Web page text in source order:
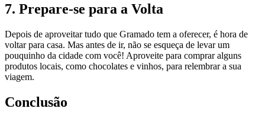
7. Prepare-se para a Volta
Depois de aproveitar tudo que Gramado tem a oferecer, é hora de
voltar para casa. Mas antes de ir, não se esqueça de levar um
pouquinho da cidade com você! Aproveite para comprar alguns
produtos locais, como chocolates e vinhos, para relembrar a sua
viagem.
Conclusão